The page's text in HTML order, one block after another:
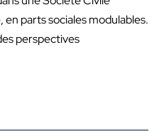
parts sociales modulables.
perspectives